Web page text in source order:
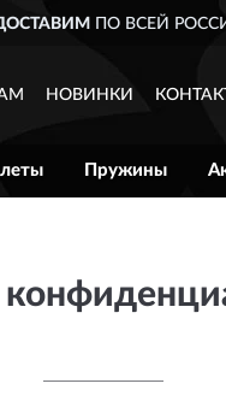
ПО ВСЕЙ
НОВИНКИ
Пружины